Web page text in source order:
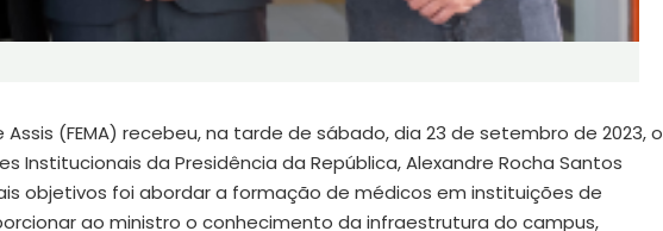
(FEMA) recebeu, na tarde de sábado, dia 23 de setembro de 2023, o
Institucionais da Presidência da República, Alexandre Rocha Santos
objetivos foi abordar a formação de médicos em instituições de
ao ministro o conhecimento da infraestrutura do campus,